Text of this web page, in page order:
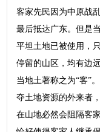
客家先民因为中原战
最后抵达广东。但是
平坦土地已被使用，
停留的山区，均有边
当地土著称之为“客”
夺土地资源的外来者
在山地必然会阻隔客